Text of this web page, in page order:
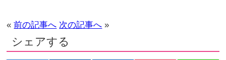
«前の記事へ 次の記事へ »
シェアする